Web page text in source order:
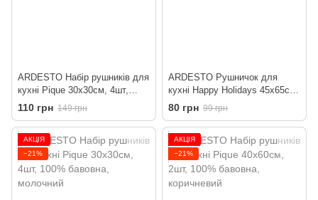
ARDESTO Набір рушників для
кухні Pique 30x30см, 4шт,
100% бавовна, молочний,
коричневий
110 грн 149 грн
ARDESTO Рушничок для
кухні Happy Holidays 45х65см,
90% поліестер, 10% бавовна,
червоний
80 грн 99 грн
АКЦІЯ
−21%
АКЦІЯ
−21%